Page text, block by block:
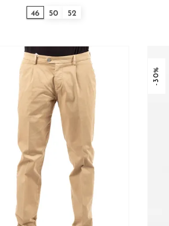
46 50 52
-30%